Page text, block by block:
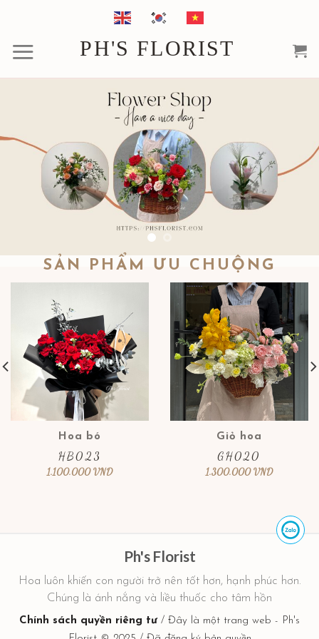
nội
dung
PH'S FLORIST
SẢN PHẨM ƯU CHUỘNG
Hoa bó
HB023
1.100.000VND
Giỏ hoa
GH020
1.300.000VND
Ph's Florist
Hoa luôn khiến con người trở nên tốt hơn, hạnh phúc hơn.
Chúng là ánh nắng và liều thuốc cho tâm hồn
Chính sách quyền riêng tư/ Đây là một trang web - Ph's